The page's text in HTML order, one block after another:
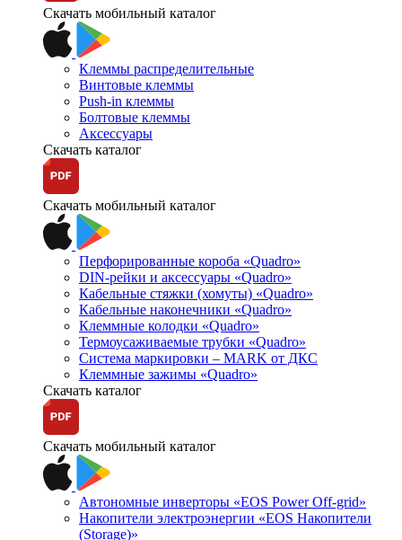
Скачать мобильный каталог
Клеммы распределительные
Винтовые клеммы
Push-in клеммы
Болтовые клеммы
Аксессуары
Скачать каталог
Скачать мобильный каталог
Перфорированные короба «Quadro»
DIN-рейки и аксессуары «Quadro»
Кабельные стяжки (хомуты) «Quadro»
Кабельные наконечники «Quadro»
Клеммные колодки «Quadro»
Термоусаживаемые трубки «Quadro»
Система маркировки – MARK от ДКС
Клеммные зажимы «Quadro»
Скачать каталог
Скачать мобильный каталог
Автономные инверторы «EOS Power Off-grid»
Накопители электроэнергии «EOS Накопители
(Storage)»